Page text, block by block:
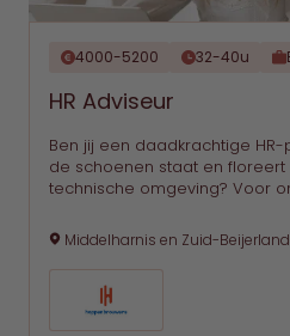
4000-5200 32-40u
HR Adviseur
Ben jij een daadkrachtige
de schoenen staat en
technische omgeving? Voor
Middelharnis en Zuid-Beijerland